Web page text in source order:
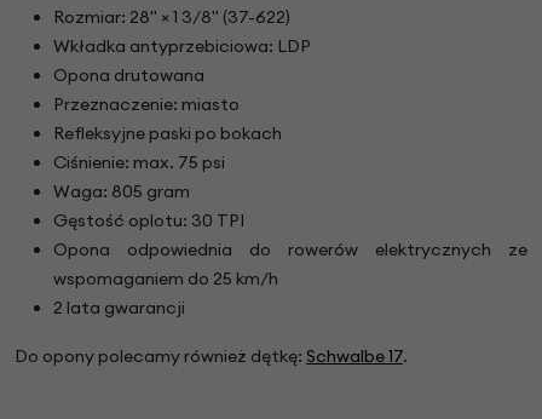
Rozmiar: 28" × 1 3/8" (37-622)
Wkładka antyprzebiciowa: LDP
Opona drutowana
Przeznaczenie: miasto
Refleksyjne paski po bokach
Ciśnienie: max. 75 psi
Waga: 805 gram
Gęstość oplotu: 30 TPI
Opona odpowiednia do rowerów elektrycznych ze
wspomaganiem do 25 km/h
2 lata gwarancji
Do opony polecamy również dętkę: Schwalbe 17.